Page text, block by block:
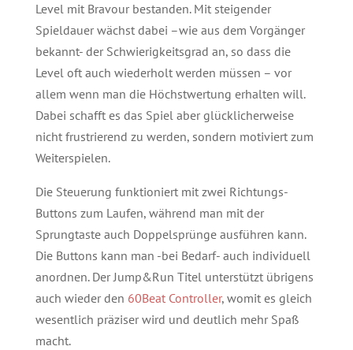
Level mit Bravour bestanden. Mit steigender
Spieldauer wächst dabei –wie aus dem Vorgänger
bekannt- der Schwierigkeitsgrad an, so dass die
Level oft auch wiederholt werden müssen – vor
allem wenn man die Höchstwertung erhalten will.
Dabei schafft es das Spiel aber glücklicherweise
nicht frustrierend zu werden, sondern motiviert zum
Weiterspielen.
Die Steuerung funktioniert mit zwei Richtungs-
Buttons zum Laufen, während man mit der
Sprungtaste auch Doppelsprünge ausführen kann.
Die Buttons kann man -bei Bedarf- auch individuell
anordnen. Der Jump&Run Titel unterstützt übrigens
auch wieder den 60Beat Controller, womit es gleich
wesentlich präziser wird und deutlich mehr Spaß
macht.